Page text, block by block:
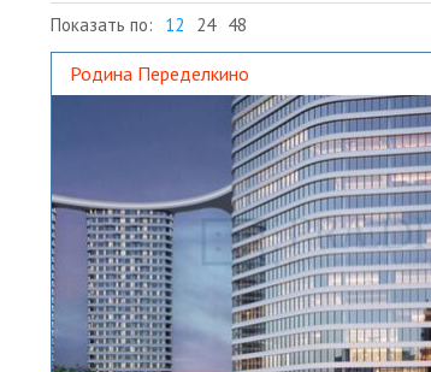
Показать по: 12 24 48
Родина Переделкино